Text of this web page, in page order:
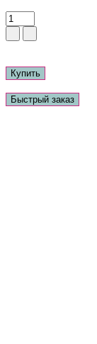
Купить
Быстрый заказ